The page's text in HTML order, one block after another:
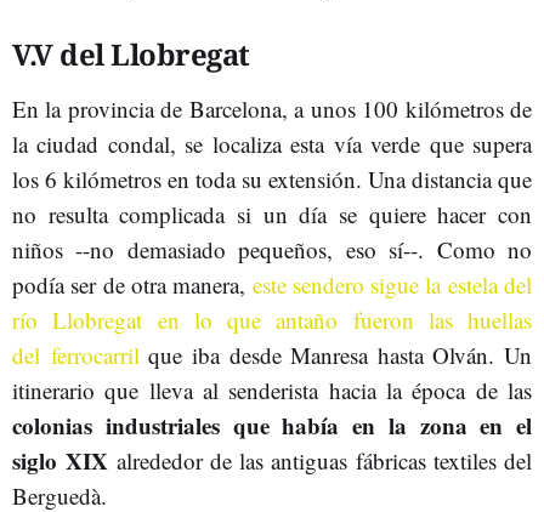
V.V del Llobregat
En la provincia de Barcelona, a unos 100 kilómetros de
la ciudad condal, se localiza esta vía verde que supera
los 6 kilómetros en toda su extensión. Una distancia que
no resulta complicada si un día se quiere hacer con
niños --no demasiado pequeños, eso sí--. Como no
podía ser de otra manera, este sendero sigue la estela del
río Llobregat en lo que antaño fueron las huellas
del ferrocarrilque iba desde Manresa hasta Olván. Un
itinerario que lleva al senderista hacia la época de las
colonias industriales que había en la zona en el
siglo XIX alrededor de las antiguas fábricas textiles del
Berguedà.